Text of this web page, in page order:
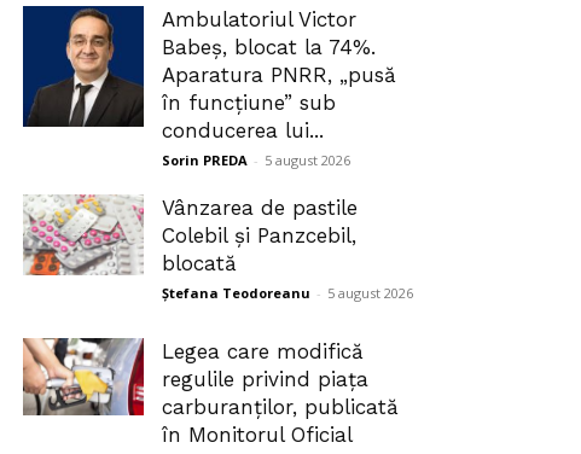
Ambulatoriul Victor
Babeș, blocat la 74%.
Aparatura PNRR, „pusă
în funcțiune” sub
conducerea lui...
Sorin PREDA - 5 august 2026
Vânzarea de pastile
Colebil și Panzcebil,
blocată
Ștefana Teodoreanu - 5 august 2026
Legea care modifică
regulile privind piața
carburanților, publicată
în Monitorul Oficial